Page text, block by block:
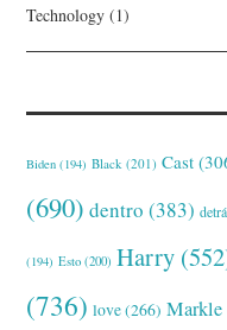
Technology (1)
Biden (194) Black (201) Cast
(690) dentro (383)
(194) Esto (200) Harry
(736) love(266) Markle